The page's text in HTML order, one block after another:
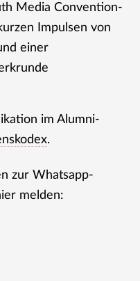
Media Convention-
Impulsen von
einer
im Alumni-
.
zur Whatsapp-
melden: